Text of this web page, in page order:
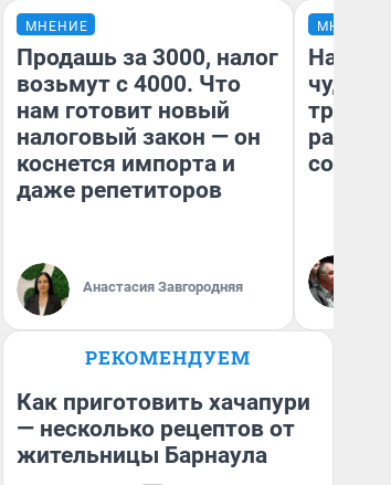
МНЕНИЕ
Продашь за 3000, налог
возьмут с 4000. Что
нам готовит новый
налоговый закон — он
коснется импорта и
даже репетиторов
Анастасия Завгородняя
МНЕНИЕ
чудом
РЕКОМЕНДУЕМ
Как приготовить хачапури
— несколько рецептов от
жительницы Барнаула